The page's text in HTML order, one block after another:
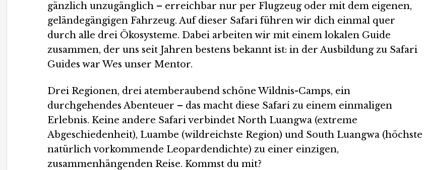
gänzlich unzugänglich – erreichbar nur per Flugzeug oder mit dem eigenen,
geländegängigen Fahrzeug. Auf dieser Safari führen wir dich einmal quer
durch alle drei Ökosysteme. Dabei arbeiten wir mit einem lokalen Guide
zusammen, der uns seit Jahren bestens bekannt ist: in der Ausbildung zu Safari
Guides war Wes unser Mentor.
Drei Regionen, drei atemberaubend schöne Wildnis-Camps, ein
durchgehendes Abenteuer – das macht diese Safari zu einem einmaligen
Erlebnis. Keine andere Safari verbindet North Luangwa (extreme
Abgeschiedenheit), Luambe (wildreichste Region) und South Luangwa (höchste
natürlich vorkommende Leopardendichte) zu einer einzigen,
zusammenhängenden Reise. Kommst du mit?